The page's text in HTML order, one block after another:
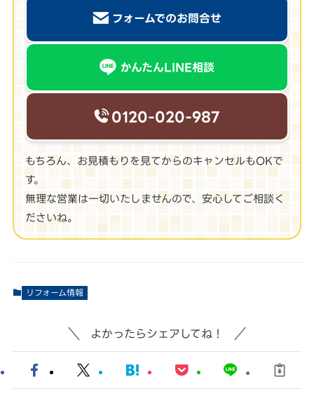
フォームでのお問合せ
かんたんLINE相談
0120-020-987
もちろん、お見積もりを見てからのキャンセルもOKで
す。
無理な営業は一切いたしませんので、安心してご相談く
ださいね。
リフォーム情報
よかったらシェアしてね！